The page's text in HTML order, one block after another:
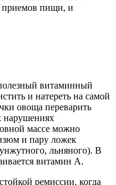
приемов пищи, и
витаминный
и натереть на самой
овоща переварить
нарушениях
массе можно
и пару ложек
льняного). В
витамин А.
ремиссии, когда